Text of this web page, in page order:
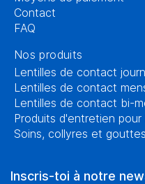
coût.
Fini les lunettes : en
contact, tu fais le choix
la clarté visuelle.
sélection de marques
yeux avec des lentilles
Contact
FAQ
Nos produits
Lentilles de contact
Lentilles de contact
Lentilles de contact bi-
Produits d'entretien pour
Soins, collyres et
Inscris-toi à notre